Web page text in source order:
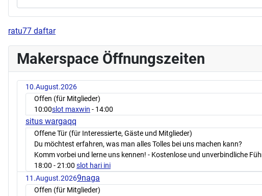
ratu77 daftar
Makerspace Öffnungszeiten
10.August.2026
Offen (für Mitglieder)
10:00slot maxwin - 14:00
situs wargaqq
Offene Tür (für Interessierte, Gäste und Mitglieder)
Du möchtest erfahren, was man alles Tolles bei uns machen kann?
Komm vorbei und lerne uns kennen! - Kostenlose und unverbindliche
18:00 - 21:00 slot hari ini
11.August.20269naga
Offen (für Mitglieder)